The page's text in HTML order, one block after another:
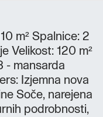
m² Spalnice: 2
Velikost: 120 m²
- mansarda
Izjemna nova
Soče, narejena
podrobnosti,